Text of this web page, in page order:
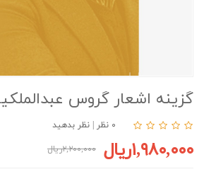
گزینه اشعار گروس
۰ نظر نظر بدهید
۱,۹۸۰,۰۰۰ریال ۲,۲۰۰,۰۰۰ریال